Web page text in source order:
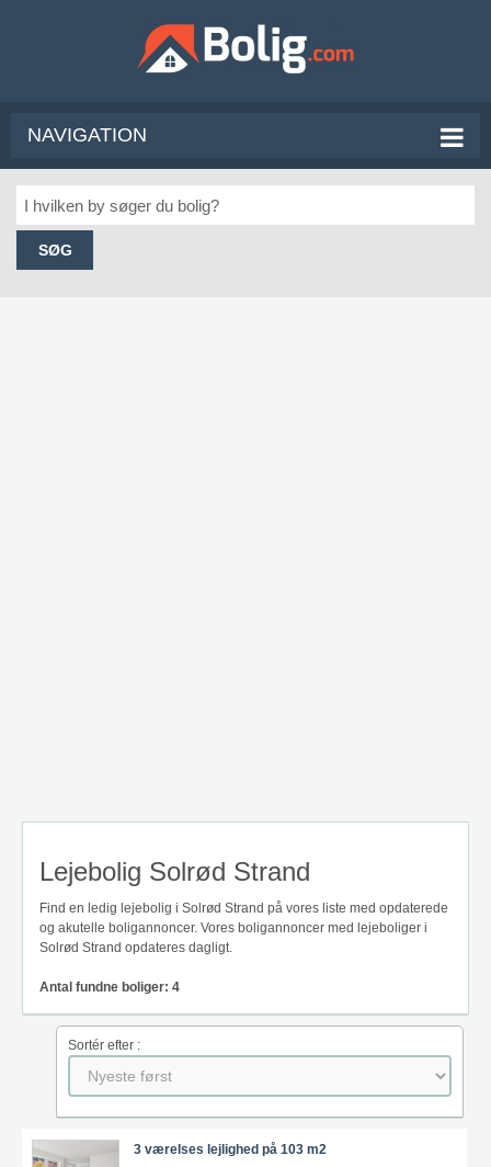
NAVIGATION
SØG
Lejebolig Solrød Strand
Find en ledig lejebolig i Solrød Strand på vores liste med opdaterede
og akutelle boligannoncer. Vores boligannoncer med lejeboliger i
Solrød Strand opdateres dagligt.
Antal fundne boliger: 4
Sortér efter :
3 værelses lejlighed på 103 m2